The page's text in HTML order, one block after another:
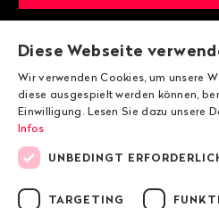
Mitglied
Diese Webseite
Wir verwenden Cookies, um unsere
diese ausgespielt werden können,
Einwilligung. Lesen Sie dazu unsere
Infos
UNBEDINGT
TARGETING